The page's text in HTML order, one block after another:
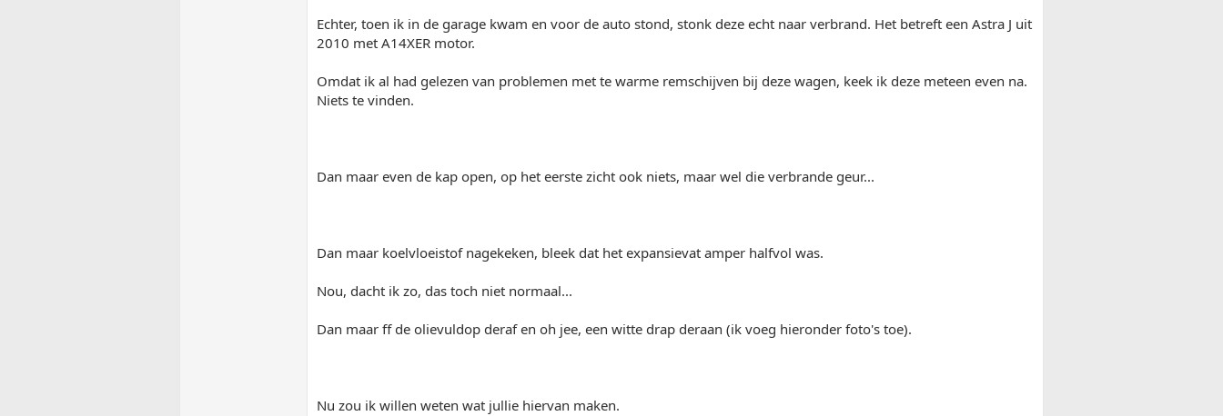
Echter, toen ik in de garage kwam en voor de auto stond, stonk deze echt naar verbrand. Het betreft een Astra J uit
2010 met A14XER motor.
Omdat ik al had gelezen van problemen met te warme remschijven bij deze wagen, keek ik deze meteen even na.
Niets te vinden.
Dan maar even de kap open, op het eerste zicht ook niets, maar wel die verbrande geur...
Dan maar koelvloeistof nagekeken, bleek dat het expansievat amper halfvol was.
Nou, dacht ik zo, das toch niet normaal...
Dan maar ff de olievuldop deraf en oh jee, een witte drap deraan (ik voeg hieronder foto's toe).
Nu zou ik willen weten wat jullie hiervan maken.